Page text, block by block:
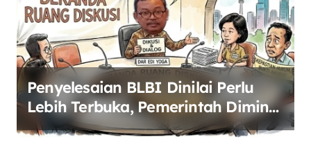
Penyelesaian BLBI Dinilai Perlu
Lebih Terbuka, Pemerintah Diminta
Buka Ruang Dialog